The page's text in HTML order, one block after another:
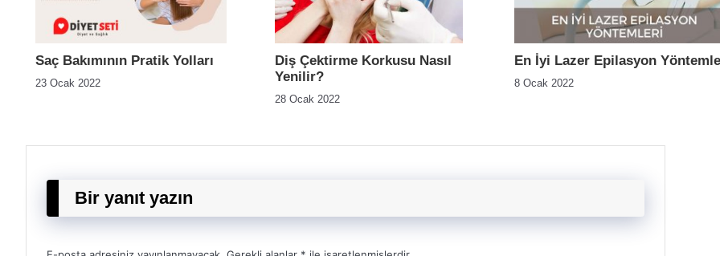
Saç Bakımının Pratik Yolları
23 Ocak 2022
Diş Çektirme Korkusu Nasıl
Yenilir?
28 Ocak 2022
En İyi Lazer Epilasyon
8 Ocak 2022
Bir yanıt yazın